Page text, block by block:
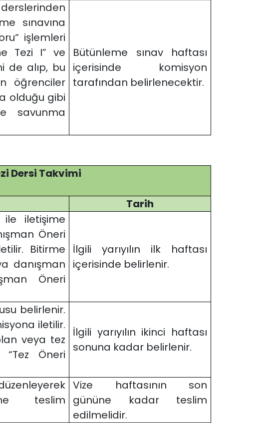
derslerinden
sınavına
işlemleri
Tezi I” ve
de alıp, bu
öğrenciler
olduğu gibi
savunma
Bütünleme sınav haftası
içerisinde komisyon
tarafından belirlenecektir.
Dersi Takvimi
Tarih
iletişime
Öneri
Bitirme
danışman
Öneri
İlgili yarıyılın ilk haftası
içerisinde belirlenir.
belirlenir.
iletilir.
veya tez
Öneri
İlgili yarıyılın ikinci haftası
sonuna kadar belirlenir.
teslim
Vize haftasının son
gününe kadar teslim
edilmelidir.